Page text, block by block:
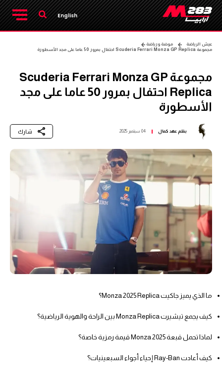
English
عيش الرياضة
موضة ورياضة
مجموعة Scuderia Ferrari Monza GP Replica احتفال بمرور 50 عاما على مجد الأسطورة
مجموعة Scuderia Ferrari Monza GP
Replica احتفال بمرور 50 عاما على مجد
الأسطورة
بقلمعهد كمال 04 سبتمبر 2025 شارك
ما الذي يميز جاكيت Monza 2025 Replica؟
كيف يجمع تيشيرت Monza Replica بين الراحة والهوية الرياضية؟
لماذا تحمل قبعة Monza 2025 قيمة رمزية خاصة؟
كيف أعادت Ray-Ban إحياء أجواء السبعينيات؟